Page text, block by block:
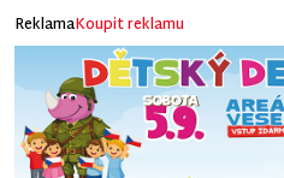
ReklamaKoupit reklamu